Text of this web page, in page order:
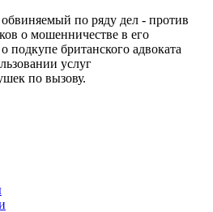
по ряду дел - против
о мошенничестве в его
подкупе британского адвоката
услуг
по вызову.